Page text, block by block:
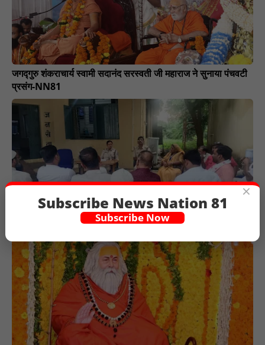
जगद्गुरु शंकराचार्य स्वामी सदानंद सरस्वती जी महाराज ने सुनाया पंचवटी
प्रसंग-NN81
आगामी त्योहार ओर पुलिस विबस्था चाक चोबंद करने की तैयारी - NN81
×
Subscribe News Nation 81
Subscribe Now